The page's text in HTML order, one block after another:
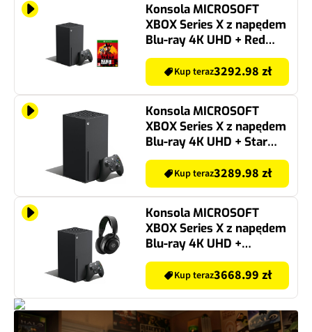
Konsola MICROSOFT
XBOX Series X z napędem
Blu-ray 4K UHD + Red
Dead Redemption 2 Gra
XBOX ONE (Kompatybilna
z Xbox Series X)
Kup teraz3292.98 zł
Konsola MICROSOFT
XBOX Series X z napędem
Blu-ray 4K UHD + Star
Wars Jedi: Ocalały Gra
XBOX ONE
Kup teraz3289.98 zł
Konsola MICROSOFT
XBOX Series X z napędem
Blu-ray 4K UHD +
Słuchawki STEELSERIES
Arctis Nova 5X Wireless,
Nauszne, Dźwięk
Kup teraz3668.99 zł